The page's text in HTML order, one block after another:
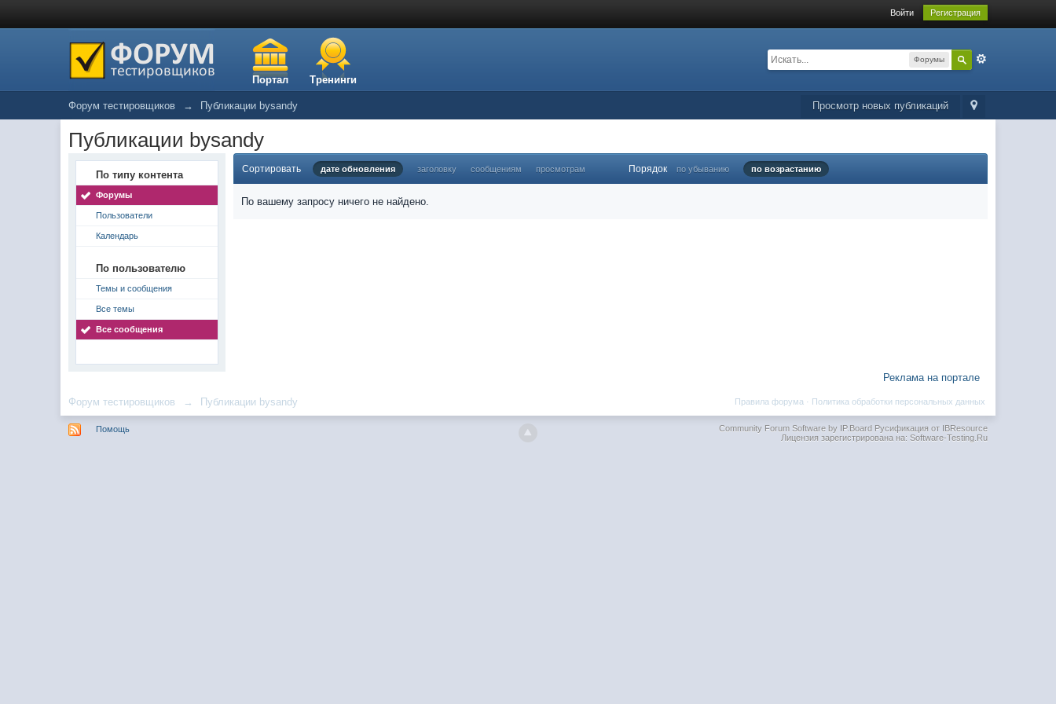
Войти Регистрация
Портал Тренинги
Форумы
Просмотр новых публикаций
Форум тестировщиков → Публикации bysandy
Публикации bysandy
По типу контента
Форумы
Пользователи
Календарь
По пользователю
Темы и сообщения
Все темы
Все сообщения
Сортировать дате обновления заголовку сообщениям просмотрам Порядок по убыванию по возрастанию
По вашему запросу ничего не найдено.
Реклама на портале
Форум тестировщиков → Публикации bysandy Политика обработки персональных данных
Правила форума ·
Помощь Community Forum Software by IP.BoardРусификация от IBResource
Лицензия зарегистрирована на: Software-Testing.Ru